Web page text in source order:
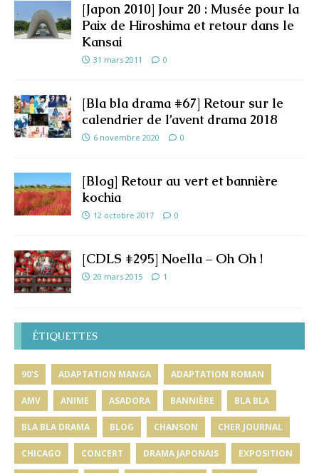
[Japon 2010] Jour 20 : Musée pour la
Paix de Hiroshima et retour dans le
Kansai
31 mars 2011 0
[Bla bla drama #67] Retour sur le
calendrier de l’avent drama 2018
6 novembre 2020 0
[Blog] Retour au vert et bannière
kochia
12 octobre 2017 0
[CDLS #295] Noella – Oh Oh !
20 mars 2015 1
ÉTIQUETTES
90'S ADAPTATION MANGA ADAPTATION ROMAN
AMV ANIME ASADORA BANNIÈRE BLA BLA
BLA BLA DRAMA BLOG CHANSON CHER JOURNAL
CHICAGO CONCERT DRAMA JAPONAIS EXPOSITION